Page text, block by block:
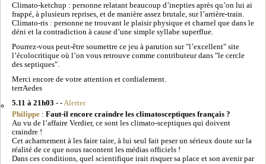
Climato-ketchup : personne relatant beaucoup d’inepties après qu’on lui ai
frappé, à plusieurs reprises, et de manière assez brutale, sur l’arrière-train.
Climato-ris : personne ne trouvant le plaisir physique et charnel que dans le
déni et la contradiction à cause d’une simple syllabe superflue.
Pourrez-vous peut-être soumettre ce jeu à parution sur "l’excellent" site
l’écolocritique où l’on vous retrouve comme contributeur dans "le cercle
des septiques".
Merci encore de votre attention et cordialement.
terrAedes
5.11 à 21h03 - - Alerter
Philippe : Faut-il encore craindre les climatosceptiques français ?
Au vu de l’affaire Verdier, ce sont les climato-sceptiques qui doivent
craindre !
Cet acharnement à les faire taire, à lui seul fait peser un sérieux doute sur la
réalité de ce que nous racontent les médias officiels !
Dans ces conditions, quel scientifique irait risquer sa place et son avenir par